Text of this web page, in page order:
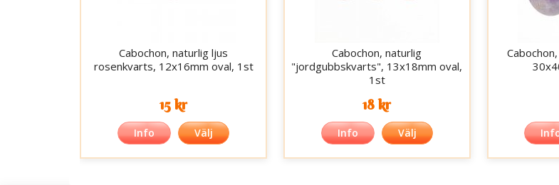
Cabochon, naturlig ljus
rosenkvarts, 12x16mm oval, 1st
15 kr
Info Välj
Cabochon, naturlig
"jordgubbskvarts", 13x18mm oval,
1st
18 kr
Info Välj